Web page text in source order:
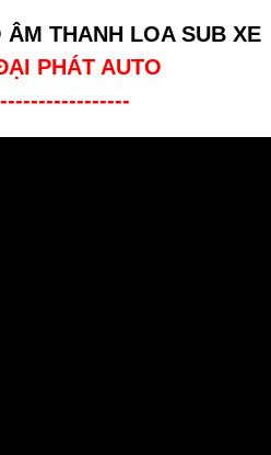
ÂM THANH LOA SUB XE
PHÁT AUTO